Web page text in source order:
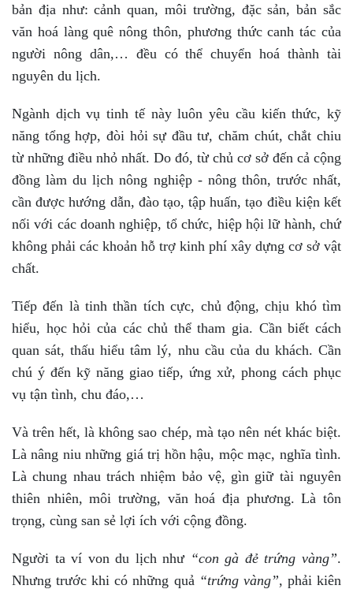
bản địa như: cảnh quan, môi trường, đặc sản, bản sắc
văn hoá làng quê nông thôn, phương thức canh tác của
người nông dân,… đều có thể chuyển hoá thành tài
nguyên du lịch.
Ngành dịch vụ tinh tế này luôn yêu cầu kiến thức, kỹ
năng tổng hợp, đòi hỏi sự đầu tư, chăm chút, chắt chiu
từ những điều nhỏ nhất. Do đó, từ chủ cơ sở đến cả cộng
đồng làm du lịch nông nghiệp - nông thôn, trước nhất,
cần được hướng dẫn, đào tạo, tập huấn, tạo điều kiện kết
nối với các doanh nghiệp, tổ chức, hiệp hội lữ hành, chứ
không phải các khoản hỗ trợ kinh phí xây dựng cơ sở vật
chất.
Tiếp đến là tinh thần tích cực, chủ động, chịu khó tìm
hiểu, học hỏi của các chủ thể tham gia. Cần biết cách
quan sát, thấu hiểu tâm lý, nhu cầu của du khách. Cần
chú ý đến kỹ năng giao tiếp, ứng xử, phong cách phục
vụ tận tình, chu đáo,…
Và trên hết, là không sao chép, mà tạo nên nét khác biệt.
Là nâng niu những giá trị hồn hậu, mộc mạc, nghĩa tình.
Là chung nhau trách nhiệm bảo vệ, gìn giữ tài nguyên
thiên nhiên, môi trường, văn hoá địa phương. Là tôn
trọng, cùng san sẻ lợi ích với cộng đồng.
Người ta ví von du lịch như “con gà đẻ trứng vàng”.
Nhưng trước khi có những quả “trứng vàng”, phải kiên